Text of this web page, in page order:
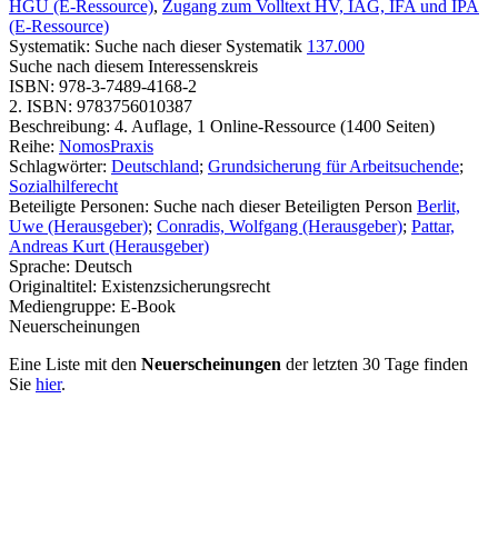
HGU (E-Ressource), Zugang zum Volltext HV, IAG, IFA und IPA
(E-Ressource)
Systematik: Suche nach dieser Systematik 137.000
Suche nach diesem Interessenskreis
ISBN: 978-3-7489-4168-2
2. ISBN: 9783756010387
Beschreibung: 4. Auflage, 1 Online-Ressource (1400 Seiten)
Reihe: NomosPraxis
Schlagwörter: Deutschland; Grundsicherung für Arbeitsuchende;
Sozialhilferecht
Beteiligte Personen: Suche nach dieser Beteiligten Person Berlit,
Uwe (Herausgeber); Conradis, Wolfgang (Herausgeber); Pattar,
Andreas Kurt (Herausgeber)
Sprache: Deutsch
Originaltitel: Existenzsicherungsrecht
Mediengruppe: E-Book
Neuerscheinungen
Eine Liste mit den Neuerscheinungen der letzten 30 Tage finden
Sie hier.